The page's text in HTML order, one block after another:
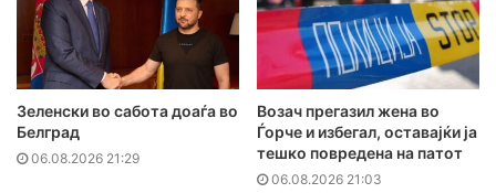
Зеленски во сабота доаѓа во
Белград
06.08.2026 21:29
Возач прегазил жена во
Ѓорче и избегал, оставајќи ја
тешко повредена на патот
06.08.2026 21:03